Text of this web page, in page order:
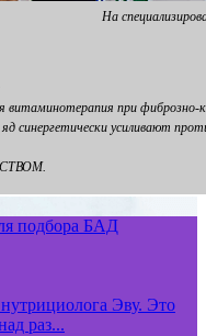
На
при фиброзно-
синергетически усиливают
подбора БАД
Эву. Это
раз...